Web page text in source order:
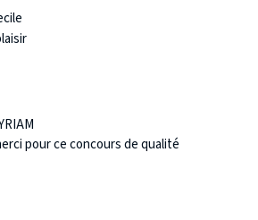
pour ce concours de qualité